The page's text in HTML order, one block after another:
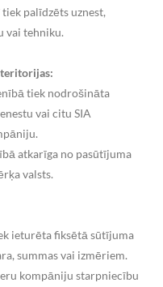
palīdzēts uznest,
vai tehniku.
tiek nodrošināta
vai citu SIA
atkarīga no pasūtījuma
valsts.
ieturēta fiksētā sūtījuma
summas vai izmēriem.
kompāniju starpniecību